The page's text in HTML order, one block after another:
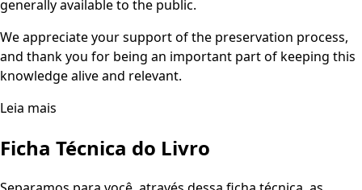
generally available to the public.
We appreciate your support of the preservation process,
and thank you for being an important part of keeping this
knowledge alive and relevant.
Leia mais
Ficha Técnica do Livro